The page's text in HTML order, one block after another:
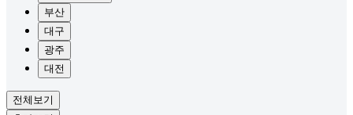
부산
대구
광주
대전
전체보기